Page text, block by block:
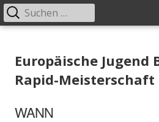
zum
Primäres
Suchen
nach:
Europäische Jugend
Rapid-Meisterschaft
WANN